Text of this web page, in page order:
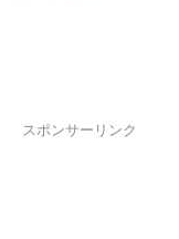
スポンサーリンク